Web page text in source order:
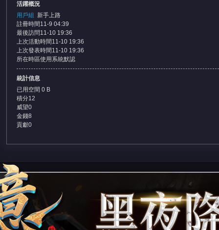
堂
活躍概況
用戶組
新手上路
註冊時間 11-9 04:39
最後訪問11-10 19:36
上次活動時間 11-10 19:36
上次發表時間 11-10 19:36
所在時區使用系統默認
統計信息
已用空間 0 B
積分12
威望0
金錢8
貢獻0